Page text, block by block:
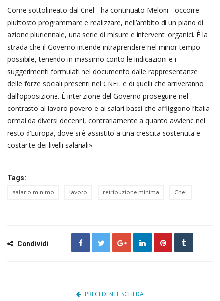
Come sottolineato dal Cnel - ha continuato Meloni - occorre
piuttosto programmare e realizzare, nell’ambito di un piano di
azione pluriennale, una serie di misure e interventi organici. È la
strada che il Governo intende intraprendere nel minor tempo
possibile, tenendo in massimo conto le indicazioni e i
suggerimenti formulati nel documento dalle rappresentanze
delle forze sociali presenti nel CNEL e di quelli che arriveranno
dall’opposizione. È intenzione del Governo proseguire nel
contrasto al lavoro povero e ai salari bassi che affliggono l’Italia
ormai da diversi decenni, contrariamente a quanto avviene nel
resto d’Europa, dove si è assistito a una crescita sostenuta e
costante dei livelli salariali».
Tags:
salario minimo lavoro retribuzione minima Cnel
Condividi
PRECEDENTE SCHEDA